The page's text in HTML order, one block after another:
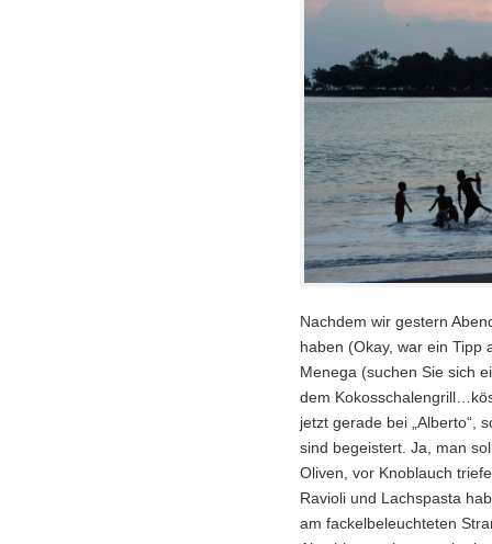
Nachdem wir gestern
haben (Okay, war ein
Menega (suchen Sie sich
dem
jetzt gerade bei „Alberto“,
sind begeistert. Ja, man
Oliven, vor Knoblauch
Ravioli und Lachspasta
am fackelbeleuchteten